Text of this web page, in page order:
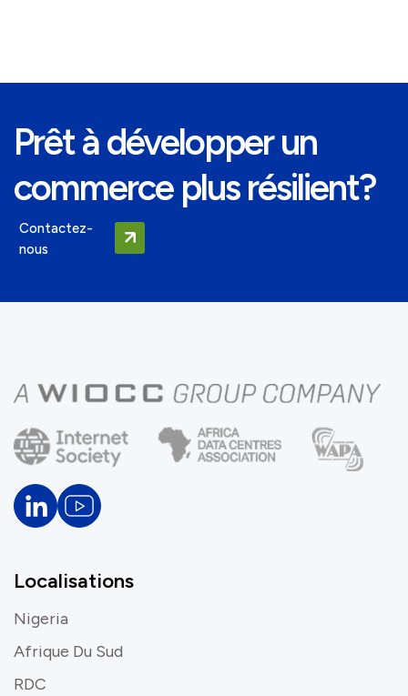
Prêt à développer un
commerce plus résilient?
Contactez-
nous
Localisations
Nigeria
Afrique Du Sud
RDC